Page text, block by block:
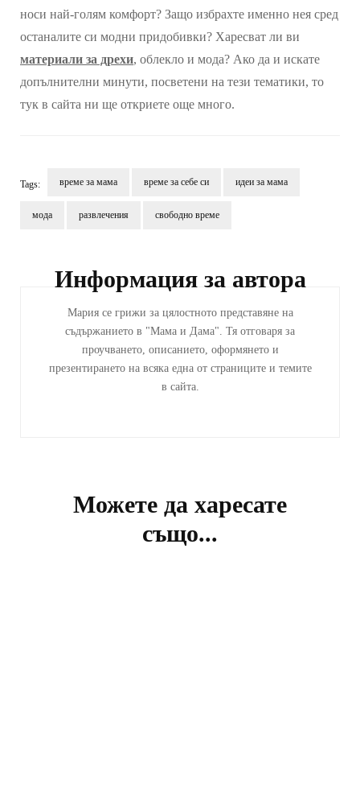
носи най-голям комфорт? Защо избрахте именно нея сред
останалите си модни придобивки? Харесват ли ви
материали за дрехи, облекло и мода? Ако да и искате
допълнителни минути, посветени на тези тематики, то
тук в сайта ни ще откриете още много.
Tags: време за мама време за себе си идеи за мама
мода развлечения свободно време
Navigation
Информация за автора
Мария се грижи за цялостното представяне на
съдържанието в "Мама и Дама". Тя отговаря за
проучването, описанието, оформянето и
презентирането на всяка една от страниците и темите
в сайта.
Можете да харесате
също...